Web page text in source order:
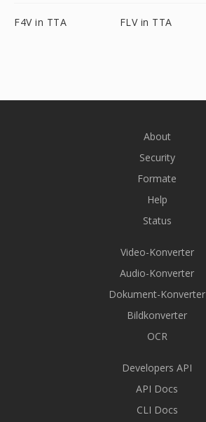
F4V in TTA FLV in TTA
About
Security
Formate
Help
Status
Video-Konverter
Audio-Konverter
Dokument-Konverter
Bildkonverter
OCR
Developers API
API Docs
CLI Docs